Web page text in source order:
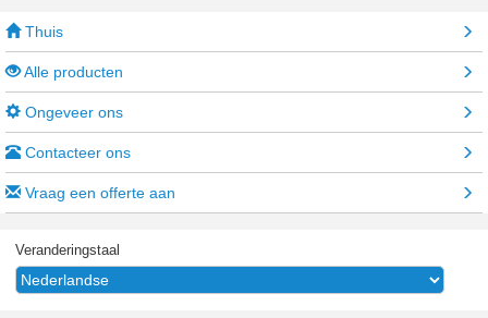
Thuis
Alle producten
Ongeveer ons
Contacteer ons
Vraag een offerte aan
Veranderingstaal